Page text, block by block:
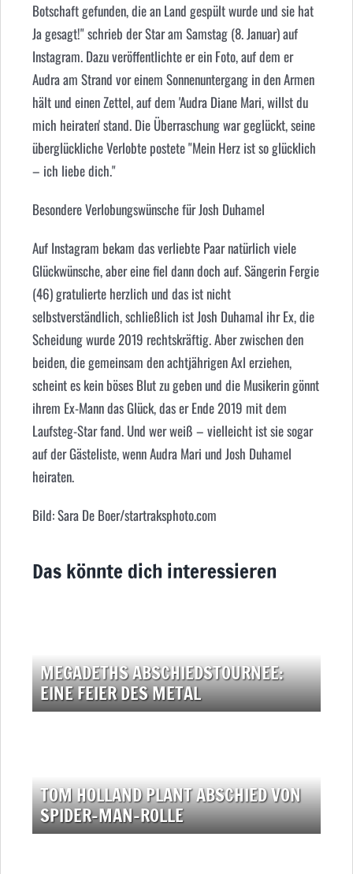
Botschaft gefunden, die an Land gespült wurde und sie hat
Ja gesagt!" schrieb der Star am Samstag (8. Januar) auf
Instagram. Dazu veröffentlichte er ein Foto, auf dem er
Audra am Strand vor einem Sonnenuntergang in den Armen
hält und einen Zettel, auf dem 'Audra Diane Mari, willst du
mich heiraten' stand. Die Überraschung war geglückt, seine
überglückliche Verlobte postete "Mein Herz ist so glücklich
– ich liebe dich."
Besondere Verlobungswünsche fürJosh Duhamel
Auf Instagram bekam das verliebte Paar natürlich viele
Glückwünsche, aber eine fiel dann doch auf. Sängerin Fergie
(46) gratulierte herzlich und das ist nicht
selbstverständlich, schließlich ist Josh Duhamal ihr Ex, die
Scheidung wurde 2019 rechtskräftig. Aber zwischen den
beiden, die gemeinsam den achtjährigen Axl erziehen,
scheint es kein böses Blut zu geben und die Musikerin gönnt
ihrem Ex-Mann das Glück, das er Ende 2019 mit dem
Laufsteg-Star fand. Und wer weiß – vielleicht ist sie sogar
auf der Gästeliste, wenn Audra Mari und Josh Duhamel
heiraten.
Bild: Sara De Boer/startraksphoto.com
Das könnte dich interessieren
MEGADETHS ABSCHIEDSTOURNEE:
EINE FEIER DES METAL
TOM HOLLAND PLANT ABSCHIED VON
SPIDER-MAN-ROLLE